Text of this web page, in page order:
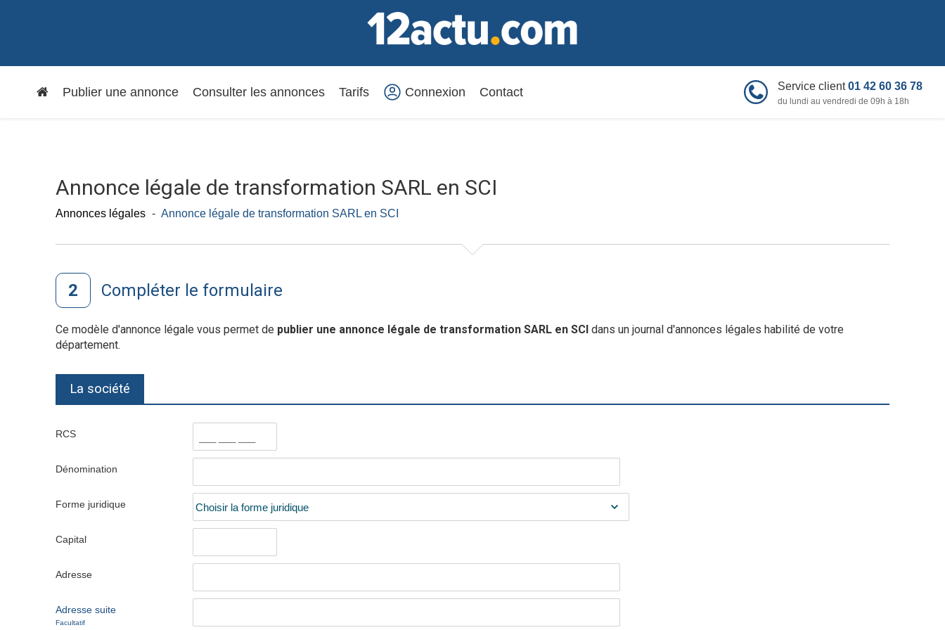
NavigationPublier une annonce Consulter les annonces Tarifs Connexion Contact Service client01 42 60 36 78
du lundi au vendredi de 09h à 18h
Annonce légale de transformation SARL en SCI
Annonces légales - Annonce légale de transformation SARL en SCI
Compléter le formulaire
Ce modèle d'annonce légale vous permet de publier une annonce légale de transformation SARL en SCI dans un journal d'annonces légales habilité de votre
département.
La société
RCS
Dénomination
Forme juridique
Capital
Adresse
Adresse suite
Facultatif